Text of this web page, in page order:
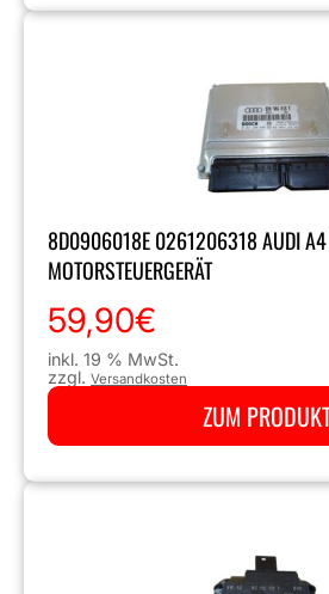
8D0906018E 0261206318 AUDI A4
MOTORSTEUERGERÄT
59,90€
inkl. 19 % MwSt.
zzgl. Versandkosten
ZUM